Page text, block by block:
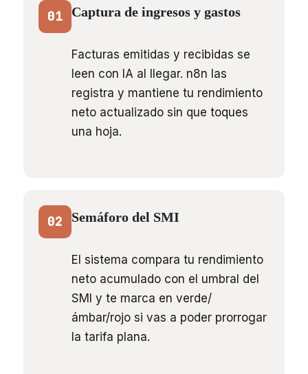
01 Captura de ingresos y gastos
Facturas emitidas y recibidas se
leen con IA al llegar. n8n las
registra y mantiene tu rendimiento
neto actualizado sin que toques
una hoja.
02 Semáforo del SMI
El sistema compara tu rendimiento
neto acumulado con el umbral del
SMI y te marca en verde/
ámbar/rojo si vas a poder prorrogar
la tarifa plana.